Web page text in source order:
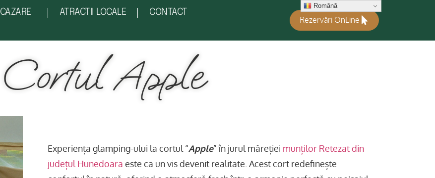
CAZARE ATRACTII LOCALE CONTACT
Rezervări OnLine
Cortul Apple
Experiența glamping-ului la cortul “Apple” în jurul măreției munților Retezat din
județul Hunedoara este ca un vis devenit realitate. Acest cort redefinește
Română